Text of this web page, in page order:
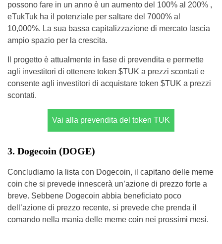
possono fare in un anno è un aumento del 100% al 200% ,
eTukTuk ha il potenziale per saltare del 7000% al
10,000%. La sua bassa capitalizzazione di mercato lascia
ampio spazio per la crescita.
Il progetto è attualmente in fase di prevendita e permette
agli investitori di ottenere token $TUK a prezzi scontati e
consente agli investitori di acquistare token $TUK a prezzi
scontati.
Vai alla prevendita del token TUK
3. Dogecoin (DOGE)
Concludiamo la lista con Dogecoin, il capitano delle meme
coin che si prevede innescerà un’azione di prezzo forte a
breve. Sebbene Dogecoin abbia beneficiato poco
dell’azione di prezzo recente, si prevede che prenda il
comando nella mania delle meme coin nei prossimi mesi.